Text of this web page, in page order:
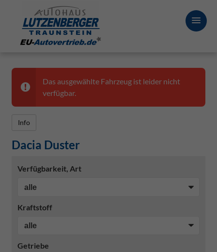
Das ausgewählte Fahrzeug ist leider nicht
verfügbar.
Info
Dacia Duster
Verfügbarkeit, Art
Kraftstoff
Getriebe